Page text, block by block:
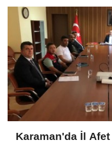
Karaman'da İl